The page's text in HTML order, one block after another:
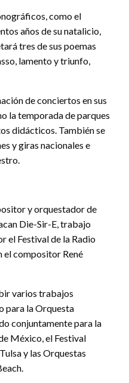
como el
años de su natalicio,
tres de sus poemas
lamento y triunfo,
de conciertos en sus
la temporada de parques
didácticos. También se
y giras nacionales e
y orquestador de
Die-Sir-E, trabajo
el Festival de la Radio
el compositor René
varios trabajos
para la Orquesta
conjuntamente para la
México, el Festival
y las Orquestas